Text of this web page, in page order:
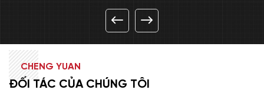
CHENG YUAN
ĐỐI TÁC CỦA CHÚNG TÔI